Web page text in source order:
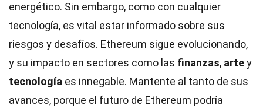
energético. Sin embargo, como con cualquier
tecnología, es vital estar informado sobre sus
riesgos y desafíos. Ethereum sigue evolucionando,
y su impacto en sectores como las finanzas, artey
tecnología es innegable. Mantente al tanto de sus
avances, porque el futuro de Ethereum podría